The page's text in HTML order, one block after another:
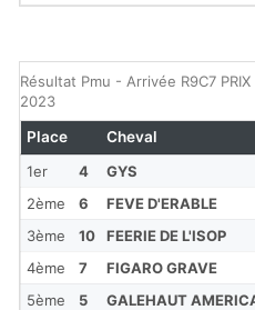
Résultat Pmu - Arrivée R9C7
2023
1er 4 GYS
2ème
6 FEVE D'ERABLE
3ème
10 FEERIE DE L'ISOP
4ème
7 FIGARO GRAVE
5ème
5 GALEHAUT
Place Cheval